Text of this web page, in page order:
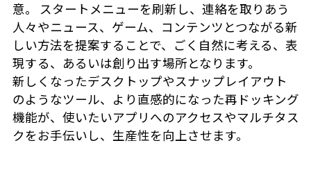
意。 スタートメニューを刷新し、連絡を取りあう
人々やニュース、ゲーム、コンテンツとつながる新
しい方法を提案することで、ごく自然に考える、表
現する、あるいは創り出す場所となります。
新しくなったデスクトップやスナップレイアウト
のようなツール、より直感的になった再ドッキング
機能が、使いたいアプリへのアクセスやマルチタス
クをお手伝いし、生産性を向上させます。